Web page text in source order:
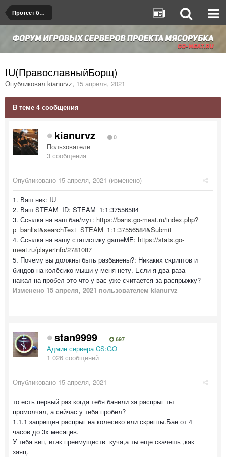
Протест бана/мута
IU(ПравославныйБорщ)
Опубликовал kianurvz, 15 апреля, 2021
В теме 4 сообщения
kianurvz 0
Пользователи
3 сообщения
Опубликовано 15 апреля, 2021 (изменено)
1. Ваш ник: IU
2. Ваш STEAM_ID: STEAM_1:1:37556584
3. Ссылка на ваш бан/мут: https://bans.go-meat.ru/index.php?
p=banlist&searchText=STEAM_1:1:37556584&Submit
4. Ссылка на вашу статистику gameME: https://stats.go-
meat.ru/playerinfo/2781087
5. Почему вы должны быть разбанены?: Никаких скриптов и
биндов на колёсико мыши у меня нету. Если я два раза
нажал на пробел это что у вас уже считается за распрыжку?
Изменено 15 апреля, 2021 пользователем kianurvz
stan9999 697
Админ сервера CS:GO
1 026 сообщений
Опубликовано 15 апреля, 2021
то есть первый раз когда тебя банили за распрыг ты
промолчал, а сейчас у тебя пробел?
1.1.1 запрещен распрыг на колесико или скрипты.Бан от 4
часов до 3х месяцев.
У тебя вип, итак преимуществ куча,а ты еще скачешь ,как
заяц.